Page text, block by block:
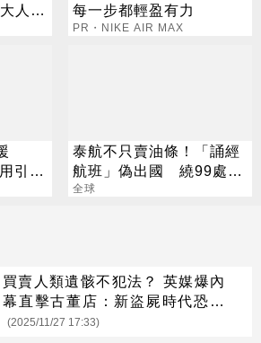
人味
每一步都輕盈有力
PR・NIKE AIR MAX
引民
泰航不只賣油條！「誦經
航班」偽出國 繞99處佛
教聖地
全球
買賣人類遺骸不犯法？ 英媒爆內
幕直擊古董店：新盜屍時代恐來
臨
(2025/11/27 17:33)